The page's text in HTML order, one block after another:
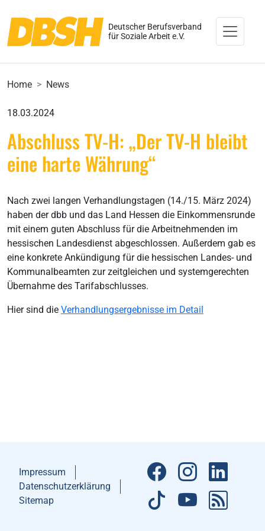
Deutscher Berufsverband
für Soziale Arbeit e.V.
Home News
18.03.2024
Abschluss TV-H: „Der TV-H bleibt
eine harte Währung“
Nach zwei langen Verhandlungstagen (14./15. März 2024)
haben der dbb und das Land Hessen die Einkommensrunde
mit einem guten Abschluss für die Arbeitnehmenden im
hessischen Landesdienst abgeschlossen. Außerdem gab es
eine konkrete Ankündigung für die hessischen Landes- und
Kommunalbeamten zur zeitgleichen und systemgerechten
Übernahme des Tarifabschlusses.
Hier sind die Verhandlungsergebnisse im Detail
Impressum
Datenschutzerklärung
Sitemap